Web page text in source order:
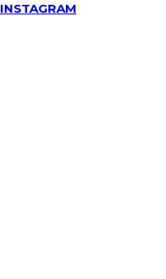
INSTAGRAM